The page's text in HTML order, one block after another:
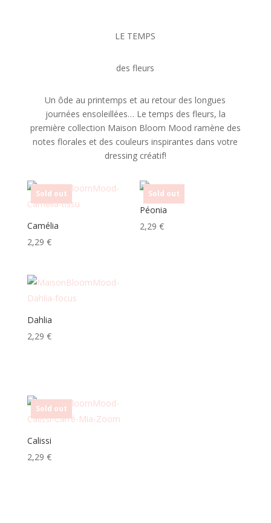
LE TEMPS
des fleurs
Un ôde au printemps et au retour des longues
journées ensoleillées… Le temps des fleurs, la
première collection Maison Bloom Mood ramène des
notes florales et des couleurs inspirantes dans votre
dressing créatif!
Sold out
Camélia
2,29 €
Sold out
Péonia
2,29€
Dahlia
2,29 €
Sold out
Calissi
2,29 €